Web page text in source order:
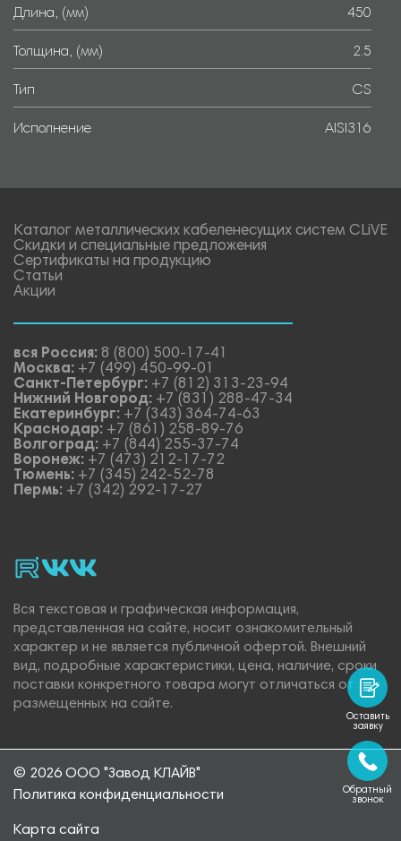
Длина, (мм) 450
Толщина, (мм) 2.5
Тип CS
Исполнение AISI316
Каталог металлических кабеленесущих систем CLiVE
Скидки и специальные предложения
Сертификаты на продукцию
Статьи
Акции
вся Россия: 8 (800) 500-17-41
Москва: +7 (499) 450-99-01
Санкт-Петербург: +7 (812) 313-23-94
Нижний Новгород: +7 (831) 288-47-34
Екатеринбург: +7 (343) 364-74-63
Краснодар: +7 (861) 258-89-76
Волгоград: +7 (844) 255-37-74
Воронеж: +7 (473) 212-17-72
Тюмень: +7 (345) 242-52-78
Пермь: +7 (342) 292-17-27
rutubevk_video.
Vk.
Вся текстовая и графическая информация,
представленная на сайте, носит ознакомительный
характер и не является публичной офертой. Внешний
вид, подробные характеристики, цена, наличие, сроки
поставки конкретного товара могут отличаться от
размещенных на сайте.
© 2026 ООО "Завод КЛАЙВ"
Политика конфиденциальности
Карта сайта
Оставить
заявку
Обратный
звонок